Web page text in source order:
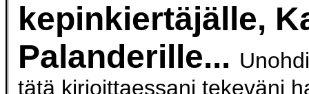
kepinkiertäjälle,
Palanderille...
tätä kirjoittaessani tekeväni